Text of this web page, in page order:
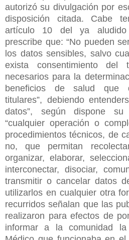
autorizó su divulgación por
disposición citada. Cabe
artículo 10 del ya
prescribe que: “No pueden
los datos sensibles, salvo
exista consentimiento
necesarios para la
beneficios de salud que
titulares”, debiendo
datos”, según dispone
“cualquier operación o
procedimientos técnicos, de
no, que permitan
organizar, elaborar,
interconectar, disociar,
transmitir o cancelar datos
utilizarlos en cualquier otra
recurridos señalan que las
realizaron para efectos de
informar a la comunidad